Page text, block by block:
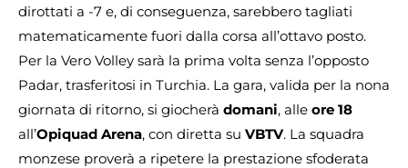
dirottati a -7 e, di conseguenza, sarebbero tagliati
matematicamente fuori dalla corsa all’ottavo posto.
Per la Vero Volley sarà la prima volta senza l’opposto
Padar, trasferitosi in Turchia. La gara, valida per la nona
giornata di ritorno, si giocherà domani, alle ore 18
all’Opiquad Arena, con diretta su VBTV. La squadra
monzese proverà a ripetere la prestazione sfoderata